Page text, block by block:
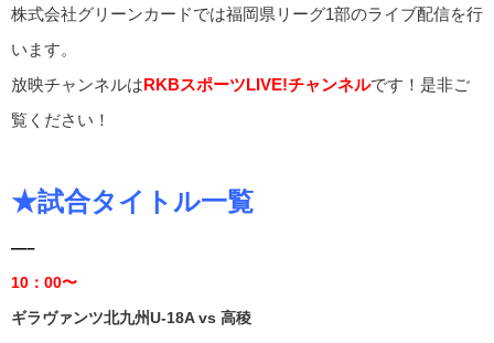
株式会社グリーンカードでは福岡県リーグ1部のライブ配信を行
います。
放映チャンネルはRKBスポーツLIVE!チャンネルです！是非ご
覧ください！
★試合タイトル一覧
—–
10：00〜
ギラヴァンツ北九州U-18A vs 高稜